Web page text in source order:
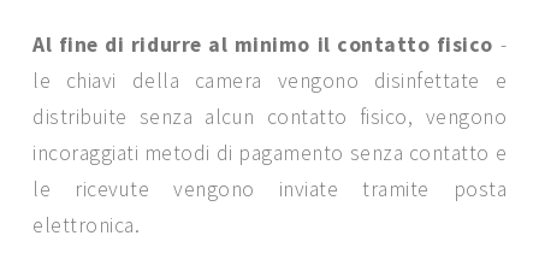
Al fine di ridurre al minimo il contatto fisico -
le chiavi della camera vengono disinfettate e
distribuite senza alcun contatto fisico, vengono
incoraggiati metodi di pagamento senza contatto e
le ricevute vengono inviate tramite posta
elettronica.